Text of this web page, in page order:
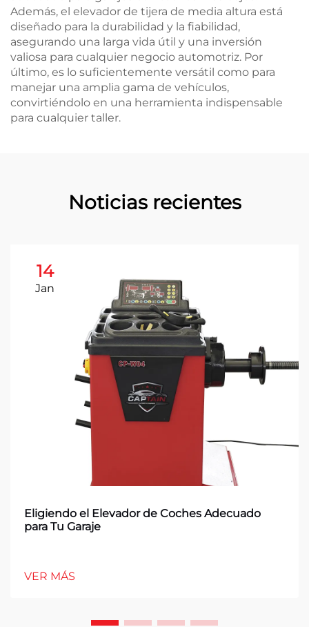
Además, el elevador de tijera de media altura está
diseñado para la durabilidad y la fiabilidad,
asegurando una larga vida útil y una inversión
valiosa para cualquier negocio automotriz. Por
último, es lo suficientemente versátil como para
manejar una amplia gama de vehículos,
convirtiéndolo en una herramienta indispensable
para cualquier taller.
Noticias recientes
14
Jan
Eligiendo el Elevador de Coches Adecuado
para Tu Garaje
VER MÁS